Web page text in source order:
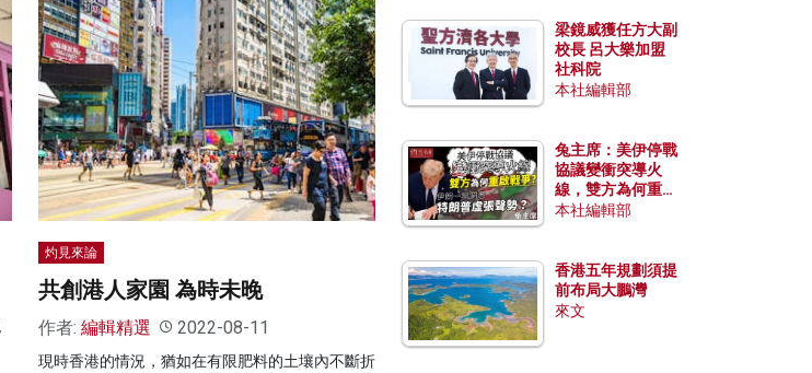
灼見來論
共創港人家園 為時未晚
作者: 編輯精選 2022-08-11
現時香港的情況，猶如在有限肥料的土壤內不斷折
梁鏡威獲任方大副
校長 呂大樂加盟
社科院
本社編輯部
兔主席：美伊停戰
協議變衝突導火
線，雙方為何重啟
戰爭？伊朗一早洞
本社編輯部
香港五年規劃須提
前布局大鵬灣
來文